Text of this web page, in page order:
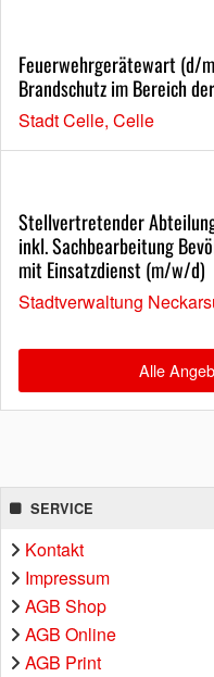
Feuerwehrgerätewart (d/
Brandschutz im Bereich
Stadt Celle, Celle
Stellvertretender
inkl. Sachbearbeitung
mit Einsatzdienst (m/w/d)
Stadtverwaltung
Alle
SERVICE
Kontakt
Impressum
AGB Shop
AGB Online
AGB Print